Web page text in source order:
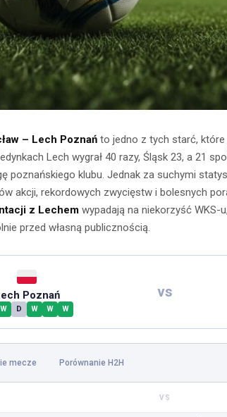
– Lech Poznań to jedno z tych starć, które
Lech wygrał 40 razy, Śląsk 23, a 21
poznańskiego klubu. Jednak za suchymi
akcji, rekordowych zwycięstw i bolesnych
z Lechem wypadają na niekorzyść WKS-
przed własną publicznością.
Poznań
W D W W W
vs
mecze Porównanie H2H
VS
mięśnie głębokie
brzucha – jak je
poprawnie
wykonywać?